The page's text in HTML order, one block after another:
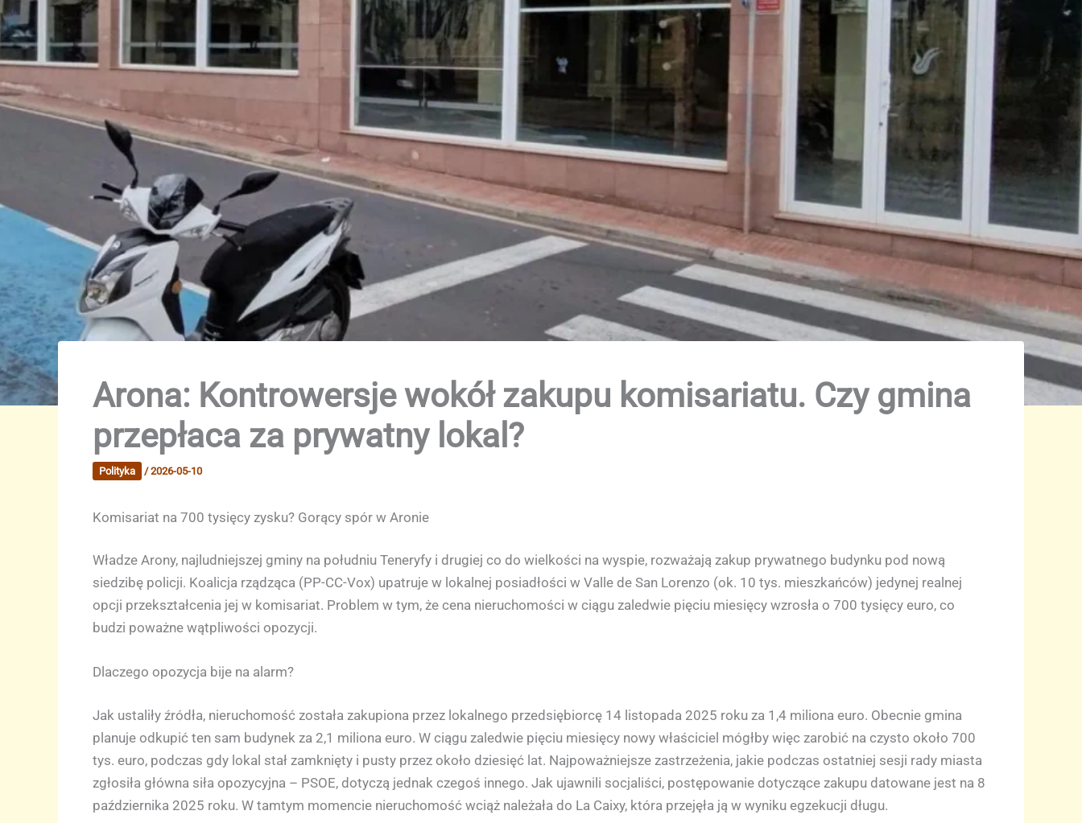
Arona: Kontrowersje wokół zakupu komisariatu. Czy gmina
przepłaca za prywatny lokal?
Polityka /2026-05-10
Komisariat na 700 tysięcy zysku? Gorący spór w Aronie
Władze Arony, najludniejszej gminy na południu Teneryfy i drugiej co do wielkości na wyspie, rozważają zakup prywatnego budynku pod nową
siedzibę policji. Koalicja rządząca (PP-CC-Vox) upatruje w lokalnej posiadłości w Valle de San Lorenzo (ok. 10 tys. mieszkańców) jedynej realnej
opcji przekształcenia jej w komisariat. Problem w tym, że cena nieruchomości w ciągu zaledwie pięciu miesięcy wzrosła o 700 tysięcy euro, co
budzi poważne wątpliwości opozycji.
Dlaczego opozycja bije na alarm?
Jak ustaliły źródła, nieruchomość została zakupiona przez lokalnego przedsiębiorcę 14 listopada 2025 roku za 1,4 miliona euro. Obecnie gmina
planuje odkupić ten sam budynek za 2,1 miliona euro. W ciągu zaledwie pięciu miesięcy nowy właściciel mógłby więc zarobić na czysto około 700
tys. euro, podczas gdy lokal stał zamknięty i pusty przez około dziesięć lat. Najpoważniejsze zastrzeżenia, jakie podczas ostatniej sesji rady miasta
zgłosiła główna siła opozycyjna – PSOE, dotyczą jednak czegoś innego. Jak ujawnili socjaliści, postępowanie dotyczące zakupu datowane jest na 8
października 2025 roku. W tamtym momencie nieruchomość wciąż należała do La Caixy, która przejęła ją w wyniku egzekucji długu.